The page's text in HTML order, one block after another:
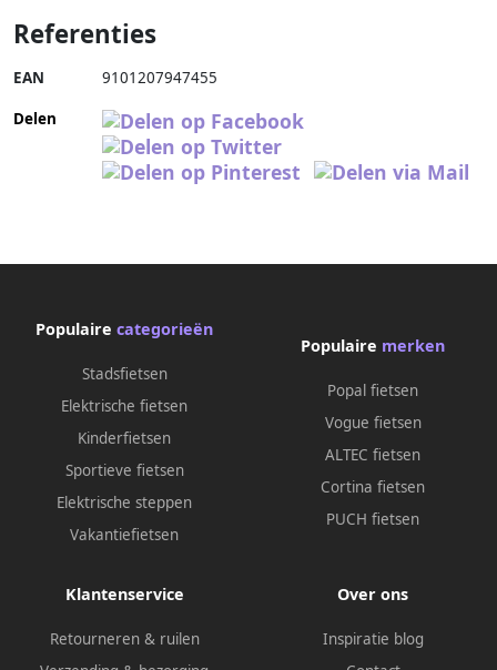
Referenties
EAN 9101207947455
Delen
Populaire categorieën
Stadsfietsen
Elektrische fietsen
Kinderfietsen
Sportieve fietsen
Elektrische steppen
Vakantiefietsen
Populaire merken
Popal fietsen
Vogue fietsen
ALTEC fietsen
Cortina fietsen
PUCH fietsen
Klantenservice
Retourneren & ruilen
Over ons
Inspiratie blog